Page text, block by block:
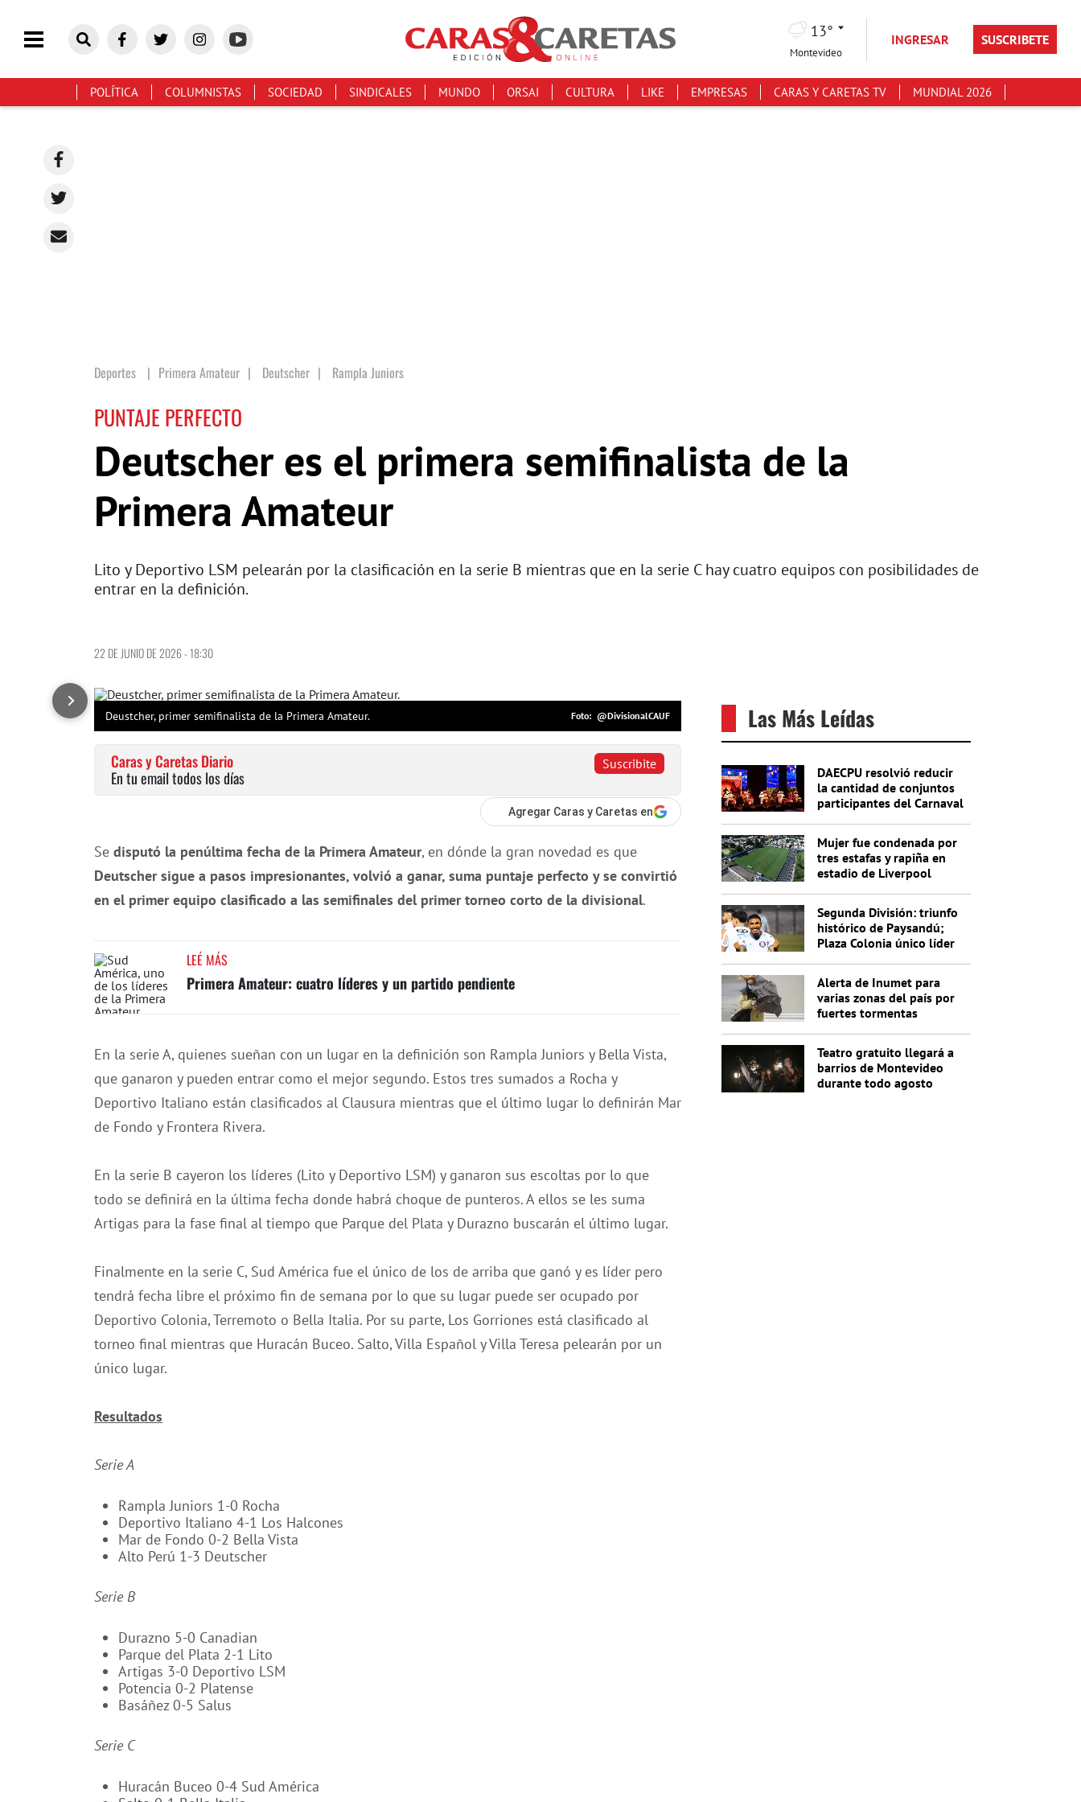
13°
Montevideo
INGRESAR SUSCRIBETE
POLÍTICA COLUMNISTAS SOCIEDAD SINDICALES MUNDO ORSAI CULTURA LIKE EMPRESAS CARAS Y CARETAS TV MUNDIAL 2026
Deportes Primera Amateur | Deutscher | Rampla Juniors
PUNTAJE PERFECTO
Deutscher es el primera semifinalista de la
Primera Amateur
Lito y Deportivo LSM pelearán por la clasificación en la serie B mientras que en la serie C hay cuatro equipos con posibilidades de
entrar en la definición.
22 DE JUNIO DE 2026 - 18:30
Deustcher, primer semifinalista de la Primera Amateur. @DivisionalCAUF
Suscribite
Caras y Caretas Diario
En tu email todos los días
Agregar Caras y Caretas en
Se disputó la penúltima fecha de la Primera Amateur, en dónde la gran novedad es que
Deutscher sigue a pasos impresionantes, volvió a ganar, suma puntaje perfecto y se convirtió
en el primer equipo clasificado a las semifinales del primer torneo corto de la divisional.
LEÉ MÁS
Primera Amateur: cuatro líderes y un partido pendiente
En la serie A, quienes sueñan con un lugar en la definición son Rampla Juniors y Bella Vista,
que ganaron y pueden entrar como el mejor segundo. Estos tres sumados a Rocha y
Deportivo Italiano están clasificados al Clausura mientras que el último lugar lo definirán Mar
de Fondo y Frontera Rivera.
En la serie B cayeron los líderes (Lito y Deportivo LSM) y ganaron sus escoltas por lo que
todo se definirá en la última fecha donde habrá choque de punteros. A ellos se les suma
Artigas para la fase final al tiempo que Parque del Plata y Durazno buscarán el último lugar.
Finalmente en la serie C, Sud América fue el único de los de arriba que ganó y es líder pero
tendrá fecha libre el próximo fin de semana por lo que su lugar puede ser ocupado por
Deportivo Colonia, Terremoto o Bella Italia. Por su parte, Los Gorriones está clasificado al
torneo final mientras que Huracán Buceo. Salto, Villa Español y Villa Teresa pelearán por un
único lugar.
Resultados
Serie A
Rampla Juniors 1-0 Rocha
Deportivo Italiano 4-1 Los Halcones
Mar de Fondo 0-2 Bella Vista
Alto Perú 1-3 Deutscher
Serie B
Durazno 5-0 Canadian
Parque del Plata 2-1 Lito
Artigas 3-0 Deportivo LSM
Potencia 0-2 Platense
Basáñez 0-5 Salus
Serie C
Huracán Buceo 0-4 Sud América
Las Más Leídas
DAECPU resolvió reducir
la cantidad de conjuntos
participantes del Carnaval
Mujer fue condenada por
tres estafas y rapiña en
estadio de Liverpool
Segunda División: triunfo
histórico de Paysandú;
Plaza Colonia único líder
Alerta de Inumet para
varias zonas del país por
fuertes tormentas
Teatro gratuito llegará a
barrios de Montevideo
durante todo agosto